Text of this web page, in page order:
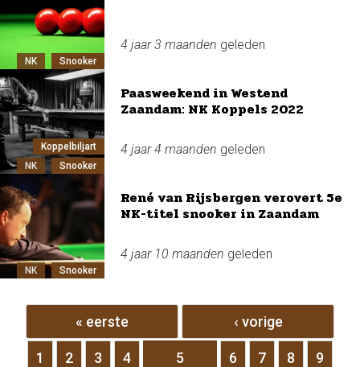
NK Snooker
4 jaar 3 maanden geleden
Koppelbiljart
NK
Snooker
Paasweekend in Westend
Zaandam: NK Koppels 2022
4 jaar 4 maanden geleden
NK Snooker
René van Rijsbergen verovert 5e
NK-titel snooker in Zaandam
4 jaar 10 maanden geleden
Pagina's
« eerste ‹ vorige
1 2 3 4 5 6 7 8 9